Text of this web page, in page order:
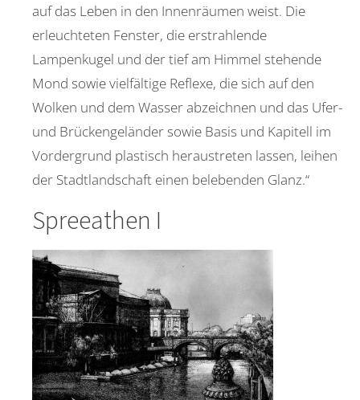
auf das Leben in den Innenräumen weist. Die
erleuchteten Fenster, die erstrahlende
Lampenkugel und der tief am Himmel stehende
Mond sowie vielfältige Reflexe, die sich auf den
Wolken und dem Wasser abzeichnen und das Ufer-
und Brückengeländer sowie Basis und Kapitell im
Vordergrund plastisch heraustreten lassen, leihen
der Stadtlandschaft einen belebenden Glanz.“
Spreeathen I